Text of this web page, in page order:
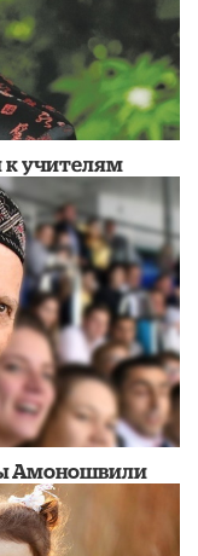
учителям
Амоношвили